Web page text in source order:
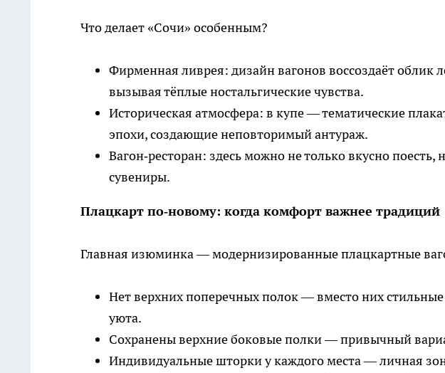
Что делает «Сочи» особенным?
Фирменная ливрея: дизайн вагонов воссоздаёт облик
вызывая тёплые ностальгические чувства.
Историческая атмосфера: в купе — тематические
эпохи, создающие неповторимый антураж.
Вагон‑ресторан: здесь можно не только вкусно
сувениры.
Плацкарт по‑новому: когда комфорт важнее традиций
Главная изюминка — модернизированные плацкартные
Нет верхних поперечных полок — вместо них
уюта.
Сохранены верхние боковые полки — привычный
Индивидуальные шторки у каждого места — личная